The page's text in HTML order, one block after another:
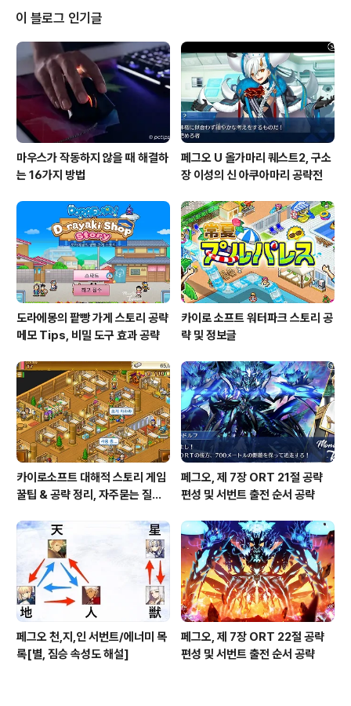
미늄이 사용되고 있습니다. 강하다 가볍고 강도가 있는 알
루미늄은 항공기와 대형 건축물 등의 구조 재료로 많이 사
용되고 있습니다. 다른 금속과 융합시켜 합금 또는 열처리
를 하고, 표면 처리 등의 가공을 하면 강도를 높일 수 있습
니다. 열을 잘 전달한다 철의 약 3배의 열전도율을..
이 블로그 인기글
마우스가 작동하지 않을 때 해결하
는 16가지 방법
페그오 U 올가마리 퀘스트2, 구소
장 이성의 신 아쿠아마리 공략전
도라에몽의 팥빵 가게 스토리 공략
메모 Tips, 비밀 도구 효과 공략
카이로 소프트 워터파크 스토리 공
략 및 정보글
카이로소프트 대해적 스토리 게임
꿀팁 & 공략 정리, 자주묻는 질문
페그오, 제 7장 ORT 21절 공략
편성 및 서번트 출전 순서 공략
페그오 천,지,인 서번트/에너미 목
록[별, 짐승 속성도 해설]
페그오, 제 7장 ORT 22절 공략
편성 및 서번트 출전 순서 공략